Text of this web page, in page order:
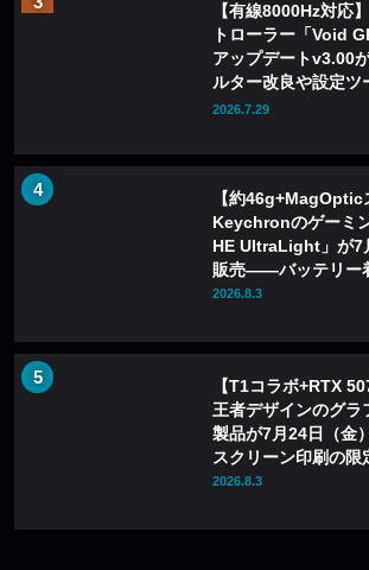
【有線8000Hz対応
トローラー「Void
アップデートv3.00
ルター改良や設定ツ
ザ化も
2026.7.29
【約46g+MagOptic
Keychronのゲーミ
HE UltraLight」が7
販売——バッテリー
2026.8.3
【T1コラボ+RTX
王者デザインのグラ
製品が7月24日（
スクリーン印刷の限
2026.8.3